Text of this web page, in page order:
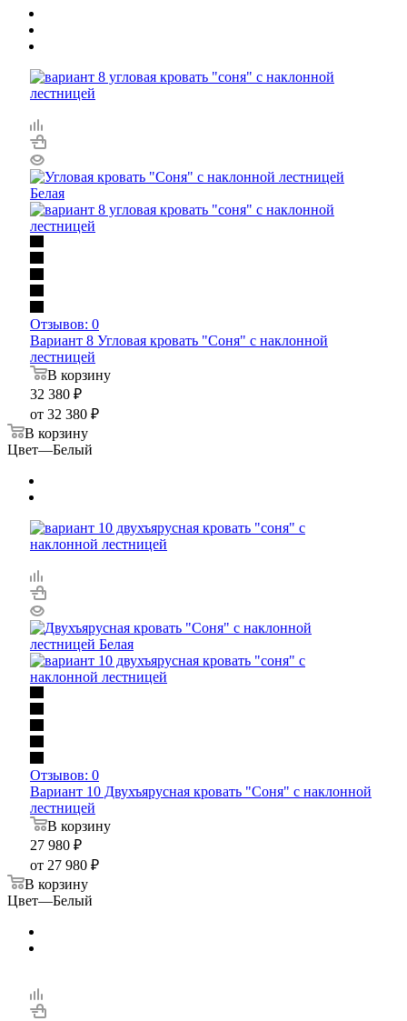
Отзывов: 0
Вариант 8 Угловая кровать "Соня" с наклонной
лестницей
В корзину
32 380 ₽
от 32 380 ₽
В корзину
Цвет—Белый
Отзывов: 0
Вариант 10 Двухъярусная кровать "Соня" с наклонной
лестницей
В корзину
27 980 ₽
от 27 980 ₽
В корзину
Цвет—Белый